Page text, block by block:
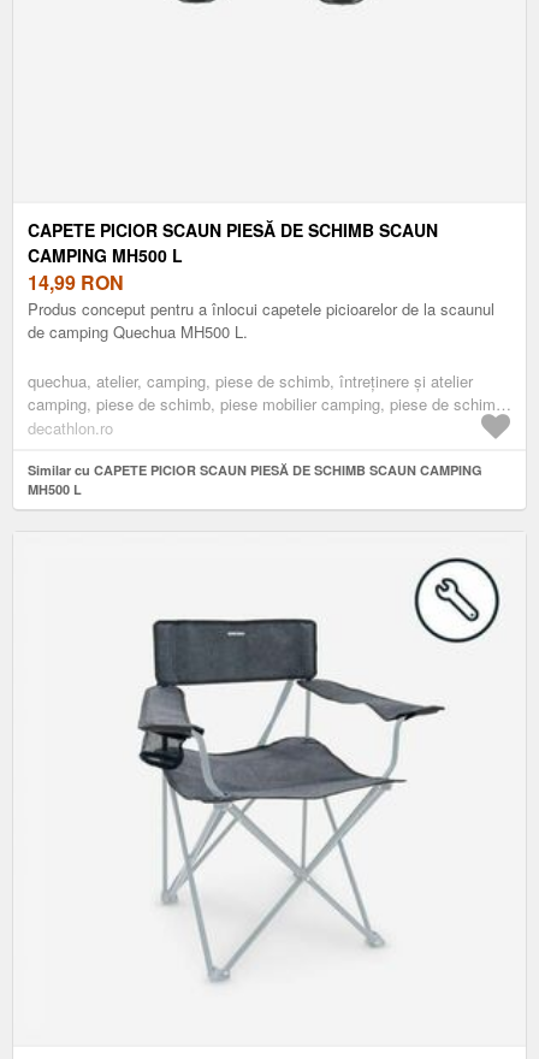
CAPETE PICIOR SCAUN PIESĂ DE SCHIMB SCAUN
CAMPING MH500 L
14,99 RON
Produs conceput pentru a înlocui capetele picioarelor de la scaunul
de camping Quechua MH500 L.
quechua, atelier, camping, piese de schimb, întreținere și atelier
camping, piese de schimb, piese mobilier camping, piese de schimb
scaune camping
decathlon.ro
Similar cu CAPETE PICIOR SCAUN PIESĂ DE SCHIMB SCAUN CAMPING
MH500 L